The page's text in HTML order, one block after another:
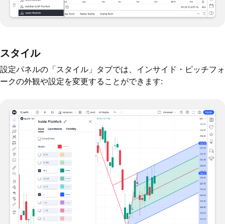
スタイル
設定パネルの「スタイル」タブでは、インサイド・ピッチフォ
ークの外観や設定を変更することができます: